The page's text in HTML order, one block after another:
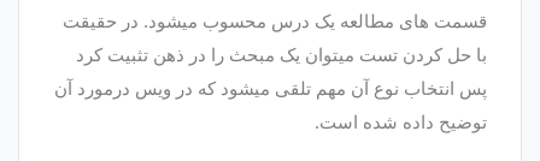
قسمت های مطالعه یک درس محسوب میشود. در حقیقت
با حل کردن تست میتوان یک مبحث را در ذهن تثبیت کرد
پس انتخاب نوع آن مهم تلقی میشود که در ویس درمورد آن
توضیح داده شده است.